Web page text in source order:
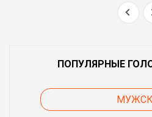
ПОПУЛЯРНЫЕ